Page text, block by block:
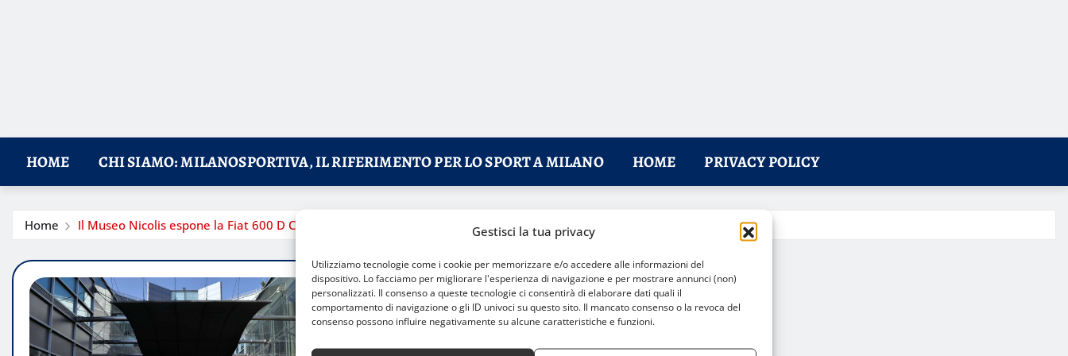
Gestisci la tua privacy
Utilizziamo tecnologie come i cookie per memorizzare e/o accedere alle informazioni del
dispositivo. Lo facciamo per migliorare l'esperienza di navigazione e per mostrare annunci (non)
personalizzati. Il consenso a queste tecnologie ci consentirà di elaborare dati quali il
comportamento di navigazione o gli ID univoci su questo sito. Il mancato consenso o la revoca del
consenso possono influire negativamente su alcune caratteristiche e funzioni.
HOME CHI SIAMO: MILANOSPORTIVA, IL RIFERIMENTO PER LO SPORT A MILANO HOME PRIVACY POLICY
Home Il Museo Nicolis espone la Fiat 600 D Coupé Viotti del 1965 a #FORUMAutoMotive 2025